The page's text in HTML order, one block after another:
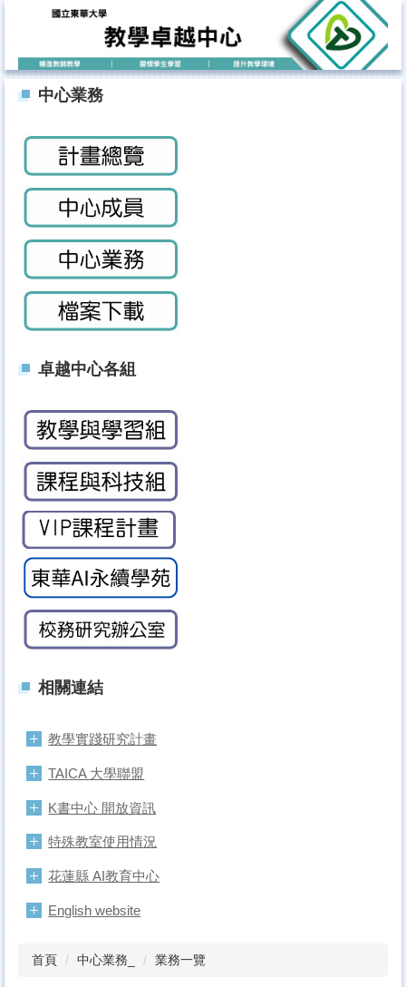
要
內
中心業務
卓越中心各組
相關連結
教學實踐研究計畫
TAICA 大學聯盟
K書中心 開放資訊
特殊教室使用情況
花蓮縣 AI教育中心
English website
首頁 中心業務_ 業務一覽